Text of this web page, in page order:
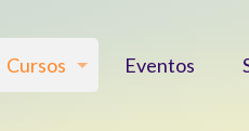
Cursos Eventos